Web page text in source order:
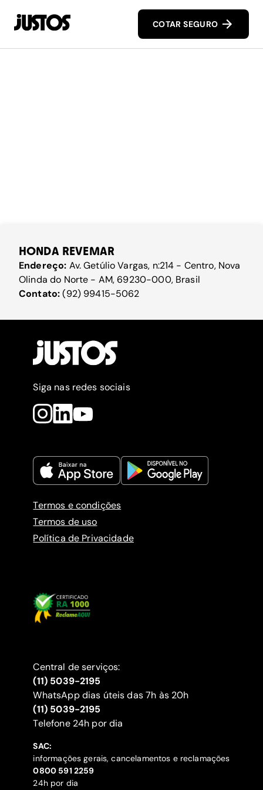
COTAR SEGURO
HONDA REVEMAR
Endereço: Av. Getúlio Vargas, n:214 - Centro, Nova
Olinda do Norte - AM, 69230-000, Brasil
Contato:(92) 99415-5062
Siga nas redes sociais
Termos e condições
Termos de uso
Política de Privacidade
Central de serviços:
(11) 5039-2195
WhatsApp dias úteis das 7h às 20h
(11) 5039-2195
‍Telefone 24h por dia
SAC:
informações gerais, cancelamentos e reclamações
‍0800 591 2259
24h por dia